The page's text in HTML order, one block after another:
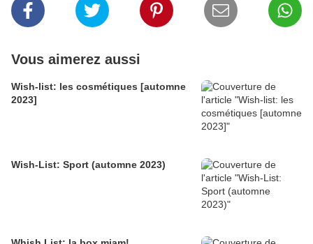
Vous aimerez aussi
Wish-list: les cosmétiques [automne
2023]
Wish-List: Sport (automne 2023)